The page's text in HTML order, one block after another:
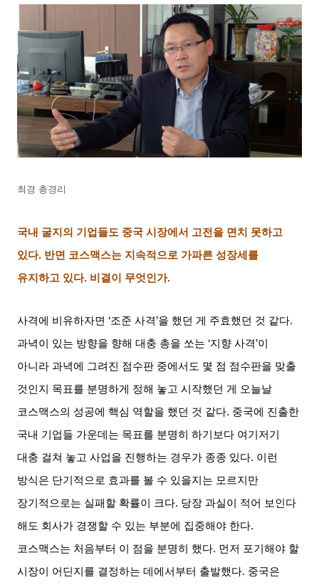
최경 총경리
국내 굴지의 기업들도 중국 시장에서 고전을 면치 못하고
있다. 반면 코스맥스는 지속적으로 가파른 성장세를
유지하고 있다. 비결이 무엇인가.
사격에 비유하자면 ‘조준 사격’을 했던 게 주효했던 것 같다.
과녁이 있는 방향을 향해 대충 총을 쏘는 ‘지향 사격’이
아니라 과녁에 그려진 점수판 중에서도 몇 점 점수판을 맞출
것인지 목표를 분명하게 정해 놓고 시작했던 게 오늘날
코스맥스의 성공에 핵심 역할을 했던 것 같다. 중국에 진출한
국내 기업들 가운데는 목표를 분명히 하기보다 여기저기
대충 걸쳐 놓고 사업을 진행하는 경우가 종종 있다. 이런
방식은 단기적으로 효과를 볼 수 있을지는 모르지만
장기적으로는 실패할 확률이 크다. 당장 과실이 적어 보인다
해도 회사가 경쟁할 수 있는 부분에 집중해야 한다.
코스맥스는 처음부터 이 점을 분명히 했다. 먼저 포기해야 할
시장이 어딘지를 결정하는 데에서부터 출발했다. 중국은